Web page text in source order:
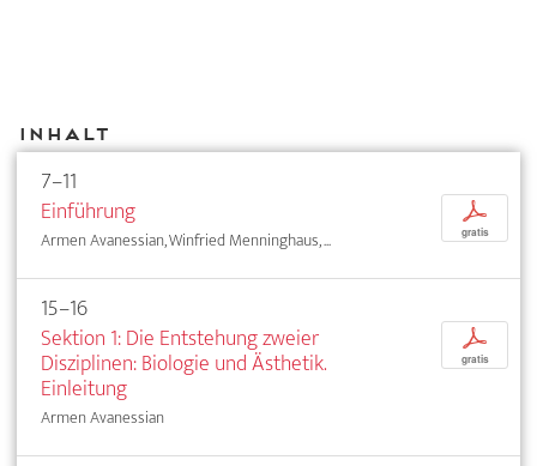
Inhalt
7–11
Einführung
Armen Avanessian, Winfried Menninghaus, ...
p
gratis
15–16
Sektion 1: Die Entstehung zweier
Disziplinen: Biologie und Ästhetik.
Einleitung
Armen Avanessian
p
gratis